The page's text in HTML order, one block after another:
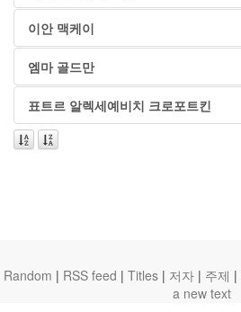
이안 맥케이
엠마 골드만
표트르 알렉세예비치 크로포트킨
Random | RSS feed | Titles | 저자 | 주제 |
a new text